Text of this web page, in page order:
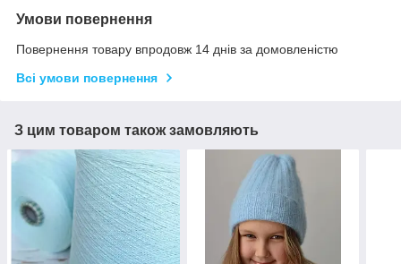
Умови повернення
Повернення товару впродовж 14 днів за домовленістю
Всі умови повернення
З цим товаром також замовляють